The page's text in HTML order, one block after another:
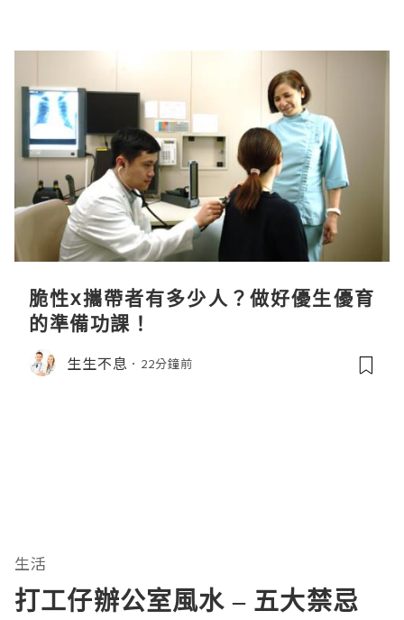
脆性x攜帶者有多少人？做好優生優育
的準備功課！
生生不息 22分鐘前
生活
打工仔辦公室風水 – 五大禁忌